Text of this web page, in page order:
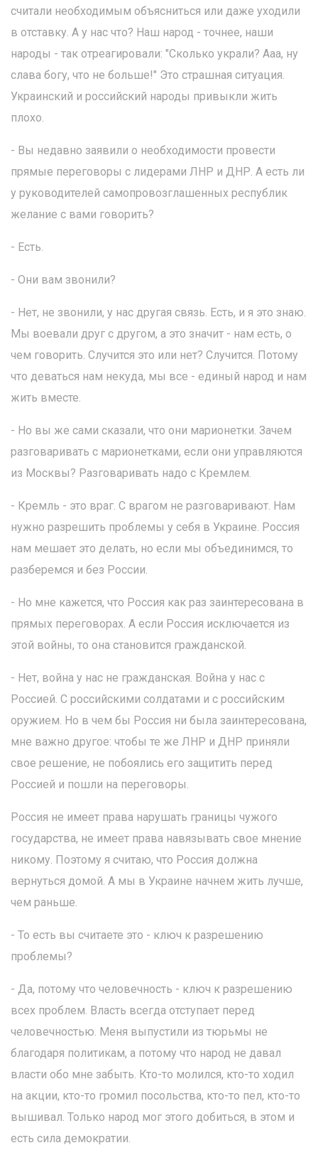
считали необходимым объясниться или даже уходили
в отставку. А у нас что? Наш народ - точнее, наши
народы - так отреагировали: "Сколько украли? Ааа, ну
слава богу, что не больше!" Это страшная ситуация.
Украинский и российский народы привыкли жить
плохо.
- Вы недавно заявили о необходимости провести
прямые переговоры с лидерами ЛНР и ДНР. А есть ли
у руководителей самопровозглашенных республик
желание с вами говорить?
- Есть.
- Они вам звонили?
- Нет, не звонили, у нас другая связь. Есть, и я это знаю.
Мы воевали друг с другом, а это значит - нам есть, о
чем говорить. Случится это или нет? Случится. Потому
что деваться нам некуда, мы все - единый народ и нам
жить вместе.
- Но вы же сами сказали, что они марионетки. Зачем
разговаривать с марионетками, если они управляются
из Москвы? Разговаривать надо с Кремлем.
- Кремль - это враг. С врагом не разговаривают. Нам
нужно разрешить проблемы у себя в Украине. Россия
нам мешает это делать, но если мы объединимся, то
разберемся и без России.
- Но мне кажется, что Россия как раз заинтересована в
прямых переговорах. А если Россия исключается из
этой войны, то она становится гражданской.
- Нет, война у нас не гражданская. Война у нас с
Россией. С российскими солдатами и с российским
оружием. Но в чем бы Россия ни была заинтересована,
мне важно другое: чтобы те же ЛНР и ДНР приняли
свое решение, не побоялись его защитить перед
Россией и пошли на переговоры.
Россия не имеет права нарушать границы чужого
государства, не имеет права навязывать свое мнение
никому. Поэтому я считаю, что Россия должна
вернуться домой. А мы в Украине начнем жить лучше,
чем раньше.
- То есть вы считаете это - ключ к разрешению
проблемы?
- Да, потому что человечность - ключ к разрешению
всех проблем. Власть всегда отступает перед
человечностью. Меня выпустили из тюрьмы не
благодаря политикам, а потому что народ не давал
власти обо мне забыть. Кто-то молился, кто-то ходил
на акции, кто-то громил посольства, кто-то пел, кто-то
вышивал. Только народ мог этого добиться, в этом и
есть сила демократии.